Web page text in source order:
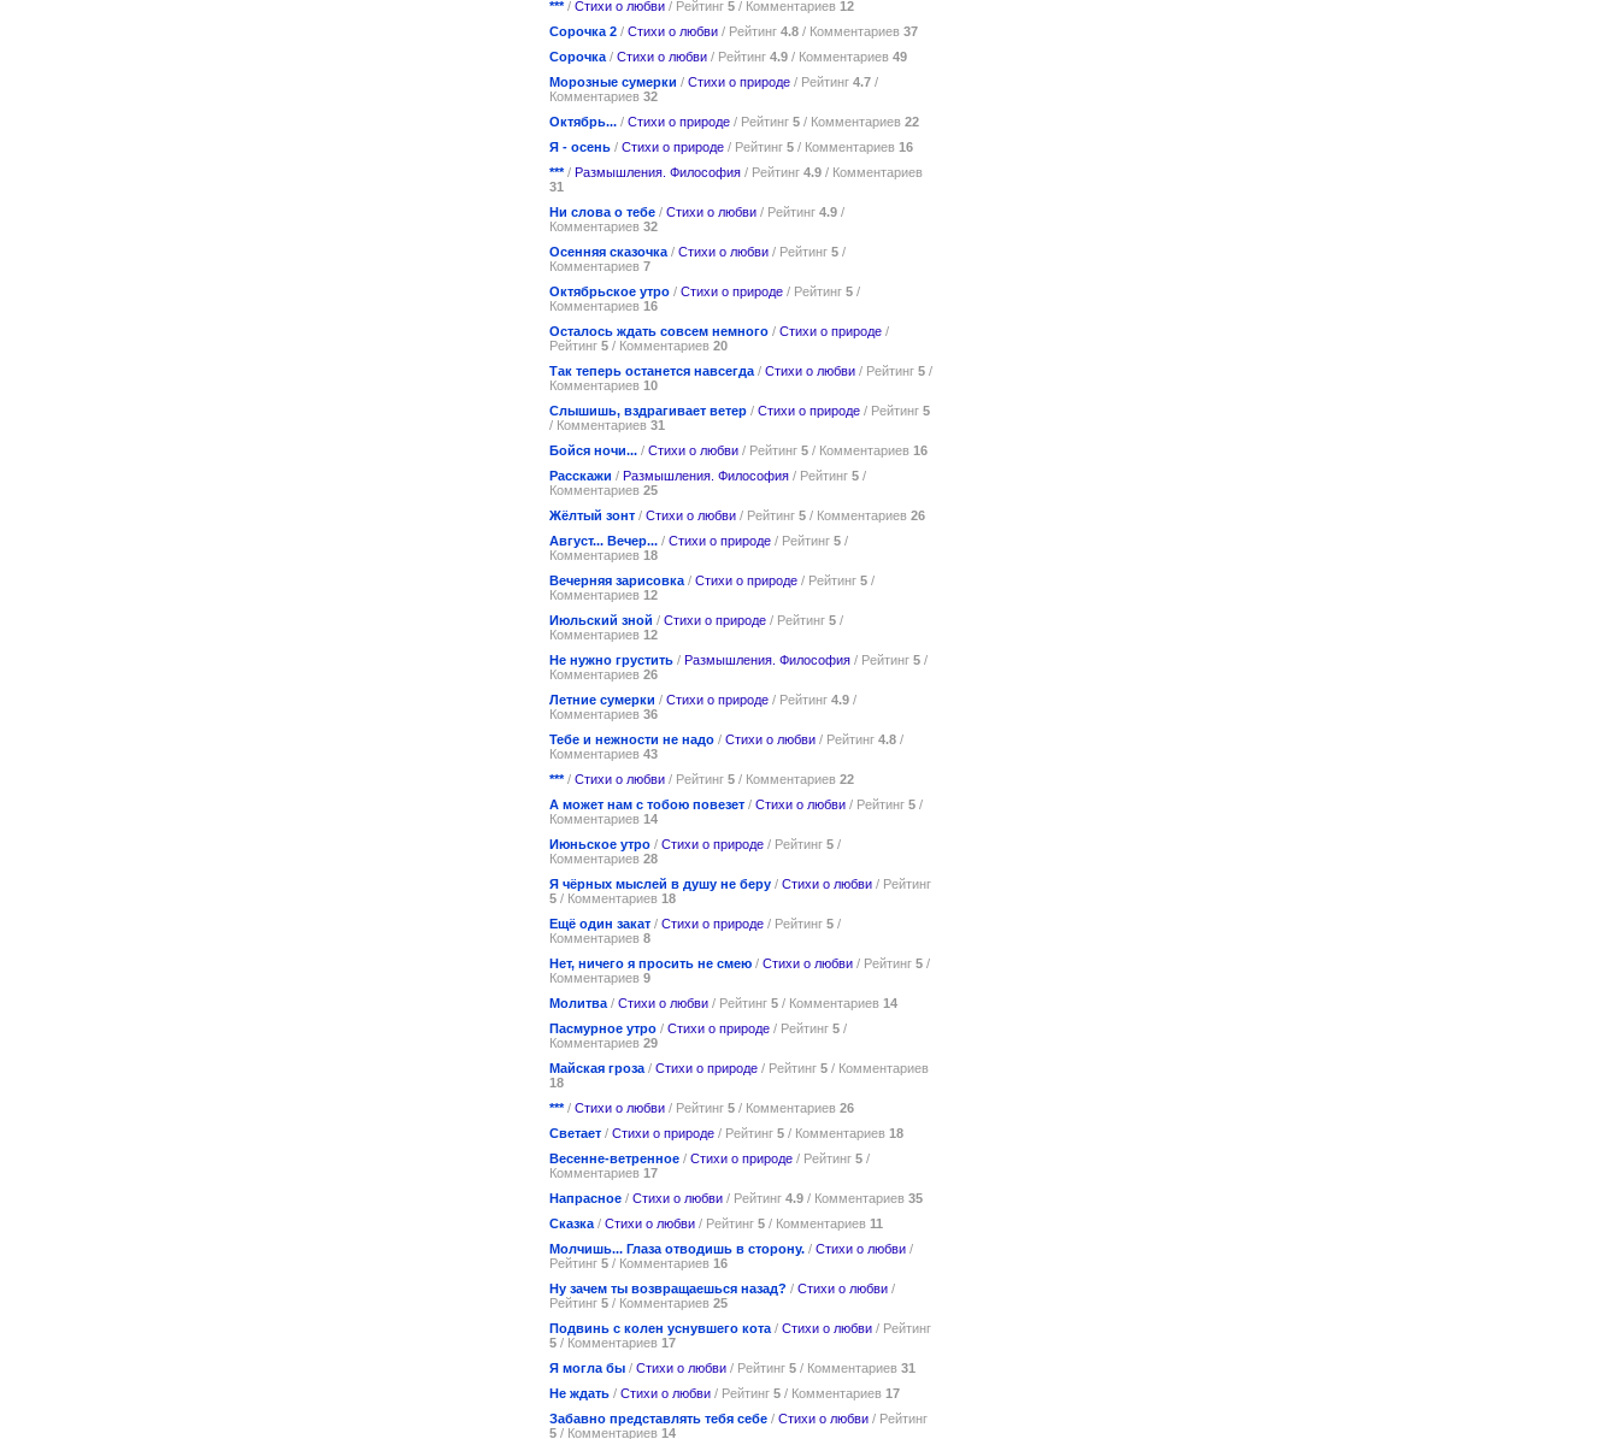
***/ Стихи о любви / Рейтинг 5 / Комментариев 12
Сорочка 2 / Стихи о любви / Рейтинг 4.8 / Комментариев 37
Сорочка / Стихи о любви / Рейтинг 4.9 / Комментариев 49
Морозные сумерки / Стихи о природе / Рейтинг 4.7 /
Комментариев 32
Октябрь... / Стихи о природе / Рейтинг 5 / Комментариев 22
Я - осень / Стихи о природе / Рейтинг 5 / Комментариев 16
***/ Размышления. Философия / Рейтинг 4.9 / Комментариев
31
Ни слова о тебе / Стихи о любви / Рейтинг 4.9 /
Комментариев 32
Осенняя сказочка / Стихи о любви / Рейтинг 5 /
Комментариев 7
Октябрьское утро / Стихи о природе / Рейтинг 5 /
Комментариев 16
Осталось ждать совсем немного / Стихи о природе /
Рейтинг 5 / Комментариев 20
Так теперь останется навсегда / Стихи о любви / Рейтинг 5 /
Комментариев 10
Cлышишь, вздрагивает ветер / Стихи о природе / Рейтинг 5
/ Комментариев 31
Бойся ночи... / Стихи о любви / Рейтинг 5 / Комментариев 16
Расскажи / Размышления. Философия / Рейтинг 5 /
Комментариев 25
Жёлтый зонт / Стихи о любви / Рейтинг 5 / Комментариев 26
Август... Вечер... / Стихи о природе / Рейтинг 5 /
Комментариев 18
Вечерняя зарисовка / Стихи о природе / Рейтинг 5 /
Комментариев 12
Июльский зной / Стихи о природе / Рейтинг 5 /
Комментариев 12
Не нужно грустить / Размышления. Философия / Рейтинг 5 /
Комментариев 26
Летние сумерки / Стихи о природе / Рейтинг 4.9 /
Комментариев 36
Тебе и нежности не надо / Стихи о любви / Рейтинг 4.8 /
Комментариев 43
***/ Стихи о любви / Рейтинг 5 / Комментариев 22
А может нам с тобою повезет / Стихи о любви / Рейтинг 5 /
Комментариев 14
Июньское утро / Стихи о природе / Рейтинг 5 /
Комментариев 28
Я чёрных мыслей в душу не беру / Стихи о любви / Рейтинг
5 / Комментариев 18
Ещё один закат / Стихи о природе / Рейтинг 5 /
Комментариев 8
Нет, ничего я просить не смею / Стихи о любви / Рейтинг 5 /
Комментариев 9
Молитва / Стихи о любви / Рейтинг 5 / Комментариев 14
Пасмурное утро / Стихи о природе / Рейтинг 5 /
Комментариев 29
Майская гроза / Стихи о природе / Рейтинг 5 / Комментариев
18
***/ Стихи о любви / Рейтинг 5 / Комментариев 26
Светает / Стихи о природе / Рейтинг 5 / Комментариев 18
Весенне-ветренное / Стихи о природе / Рейтинг 5 /
Комментариев 17
Напрасное / Стихи о любви / Рейтинг 4.9 / Комментариев 35
Сказка / Стихи о любви / Рейтинг 5 / Комментариев 11
Молчишь... Глаза отводишь в сторону. / Стихи о любви /
Рейтинг 5 / Комментариев 16
Ну зачем ты возвращаешься назад? / Стихи о любви /
Рейтинг 5 / Комментариев 25
Подвинь с колен уснувшего кота / Стихи о любви / Рейтинг
5 / Комментариев 17
Я могла бы / Стихи о любви / Рейтинг 5 / Комментариев 31
Не ждать / Стихи о любви / Рейтинг 5 / Комментариев 17
Забавно представлять тебя себе / Стихи о любви / Рейтинг
5 / Комментариев 14